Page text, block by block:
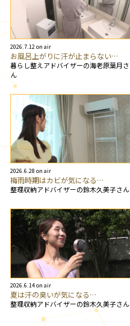
2026.7.12 on air
お風呂上がりに汗が止まらない…
暮らし整えアドバイザーの海老原葉月さ
ん
2026.6.28 on air
梅雨時期はカビが気になる…
整理収納アドバイザーの鈴木久美子さん
2026.6.14 on air
夏は汗の臭いが気になる…
整理収納アドバイザーの鈴木久美子さん